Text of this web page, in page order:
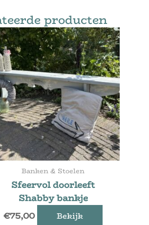
producten
Banken & Stoelen
Sfeervol doorleeft
Shabby bankje
€75,00 Bekijk